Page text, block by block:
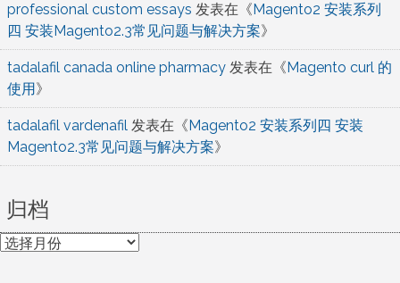
professional custom essays 发表在《Magento2 安装系列
四 安装Magento2.3常见问题与解决方案》
tadalafil canada online pharmacy 发表在《Magento curl 的
使用》
tadalafil vardenafil 发表在《Magento2 安装系列四 安装
Magento2.3常见问题与解决方案》
归档
归